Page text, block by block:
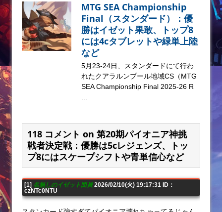
MTG SEA Championship
Final（スタンダード）：優
勝はイゼット果敢、トップ8
には4cタブレットや緑単上陸
など
5月23-24日、スタンダードにて行わ
れたクアラルンプール地域CS（MTG
SEA Championship Final 2025-26 R
118 コメント on 第20期パイオニア神挑
戦者決定戦：優勝は5cレジェンズ、トッ
プ8にはスケープシフトや青単信心など
[1] 名無しのイゼット団員2026/02/10(火) 19:17:31 ID：
czNTc0NTU